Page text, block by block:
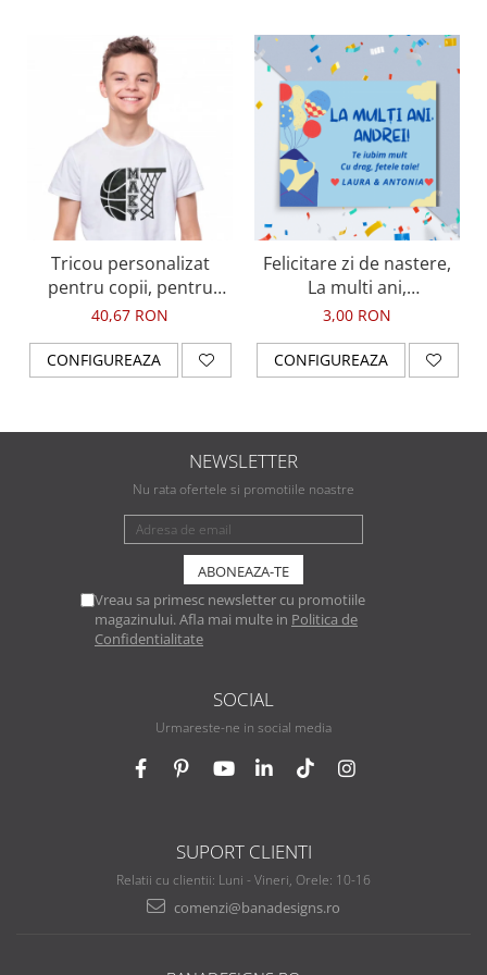
transfer bancar
Invitația va fi livrată în format JPG, pregătită
pentru utilizare
🏴‍☠️ Pregătește-te să ridici ancora și să pornești
într-o petrecere de neuitat!
Tricou personalizat
pentru copii, pentru
pasionatii de baschet, cu
baschet
40,67 RON
CONFIGUREAZA
Felicitare zi de nastere,
La multi ani,
personalizata, fundal
3,00 RON
CONFIGUREAZA
NEWSLETTER
Nu rata ofertele si promotiile noastre
Vreau sa primesc newsletter cu promotiile
magazinului. Afla mai multe in Politica de
Confidentialitate
SOCIAL
Urmareste-ne in social media
SUPORT CLIENTI
Relatii cu clientii: Luni - Vineri, Orele: 10-16
comenzi@banadesigns.ro